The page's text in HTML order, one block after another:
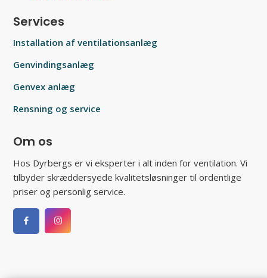
Services
Installation af ventilations­anlæg
Genvindings­anlæg
Genvex anlæg
Rensning og service
Om os
Hos Dyrbergs er vi eksperter i alt inden for ventilation. Vi
tilbyder skræddersyede kvalitetsløsninger til ordentlige
priser og personlig service.